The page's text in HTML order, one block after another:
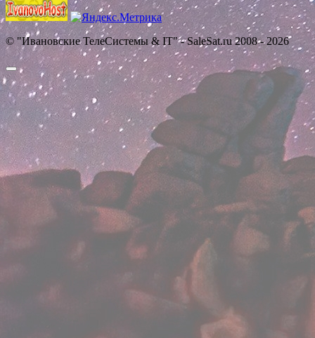
© "Ивановские ТелеСистемы & IT" - SaleSat.ru 2008 - 2026
Прокрутить
вверх